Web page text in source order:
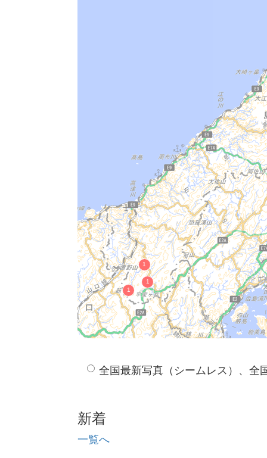
全国最新写真（シームレス）、全
新着
一覧へ